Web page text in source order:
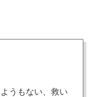
うもない、救い